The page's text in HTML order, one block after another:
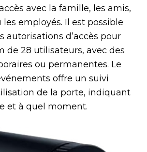
avec la famille, les amis,
les employés. Il est possible
autorisations d’accès pour
de 28 utilisateurs, avec des
ou permanentes. Le
offre un suivi
de la porte, indiquant
et à quel moment.